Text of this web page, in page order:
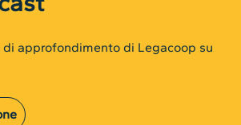
approfondimento di Legacoop su